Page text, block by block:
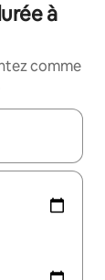
à
comme
vers le